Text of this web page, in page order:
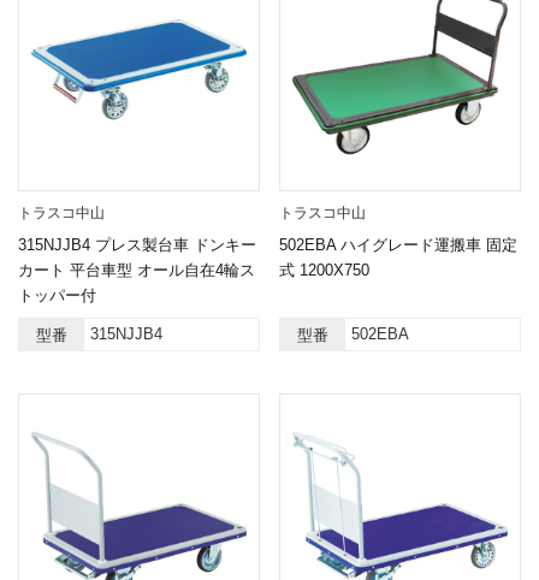
トラスコ中山
315NJJB4 プレス製台車 ドンキー
カート 平台車型 オール自在4輪ス
トッパー付
型番 315NJJB4
トラスコ中山
502EBA ハイグレード運搬車 固定
式 1200X750
型番 502EBA